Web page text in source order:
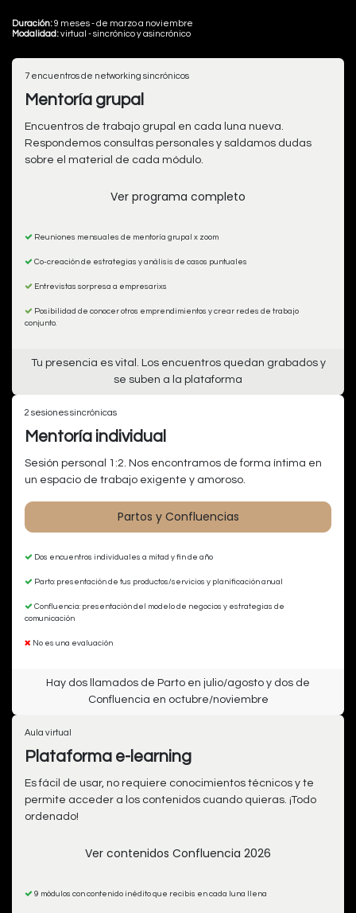
Duración:9 meses - de marzo a noviembre
Modalidad:virtual - sincrónico y asincrónico
7 encuentros de networking sincrónicos
Mentoría grupal
Encuentros de trabajo grupal en cada luna nueva.
Respondemos consultas personales y saldamos dudas
sobre el material de cada módulo.
Ver programa completo
Reuniones mensuales de mentoría grupal x zoom
Co-creación de estrategias y análisis de casos puntuales
Entrevistas sorpresa a empresarixs
Posibilidad de conocer otros emprendimientos y crear redes de trabajo
conjunto.
Tu presencia es vital. Los encuentros quedan grabados y
se suben a la plataforma
2 sesiones sincrónicas
Mentoría individual
Sesión personal 1:2. Nos encontramos de forma íntima en
un espacio de trabajo exigente y amoroso.
Partos y Confluencias
Dos encuentros individuales a mitad y fin de año
Parto: presentación de tus productos/servicios y planificación anual
Confluencia: presentación del modelo de negocios y estrategias de
comunicación
No es una evaluación
Hay dos llamados de Parto en julio/agosto y dos de
Confluencia en octubre/noviembre
Aula virtual
Plataforma e-learning
Es fácil de usar, no requiere conocimientos técnicos y te
permite acceder a los contenidos cuando quieras. ¡Todo
ordenado!
Ver contenidos Confluencia 2026
9 módulos con contenido inédito que recibis en cada luna llena